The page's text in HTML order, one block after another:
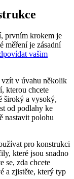
prvním krokem je
měření je zásadní
vašim
vzít v úvahu několik
kterou chcete
široký a vysoký,
od podlahy ke
nastavit polohu
pro konstrukci
které jsou snadno
se, zda chcete
a zjistěte, který typ